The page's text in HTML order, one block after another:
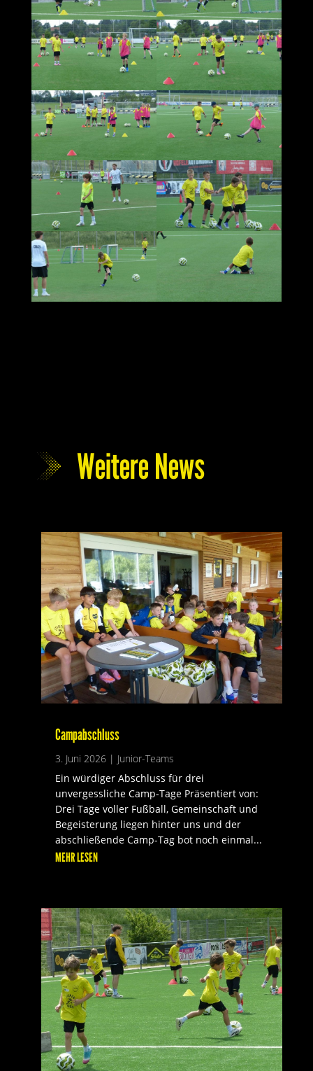
Weitere News
Campabschluss
3. Juni 2026| Junior-Teams
Ein würdiger Abschluss für drei
unvergessliche Camp-Tage Präsentiert von:
Drei Tage voller Fußball, Gemeinschaft und
Begeisterung liegen hinter uns und der
abschließende Camp-Tag bot noch einmal...
MEHR LESEN